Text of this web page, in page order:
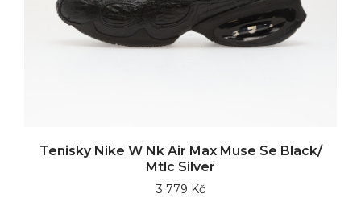
Tenisky Nike W Nk Air Max Muse Se Black/
Mtlc Silver
3 779 Kč